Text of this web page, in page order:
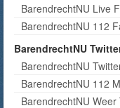
BarendrechtNU Live
BarendrechtNU 112
BarendrechtNU
BarendrechtNU
BarendrechtNU 112
BarendrechtNU Weer